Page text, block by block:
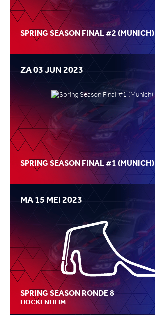
SPRING SEASON FINAL #2 (MUNICH)
ZA 03 JUN 2023
SPRING SEASON FINAL #1 (MUNICH)
MA 15 MEI 2023
SPRING SEASON RONDE 8
HOCKENHEIM